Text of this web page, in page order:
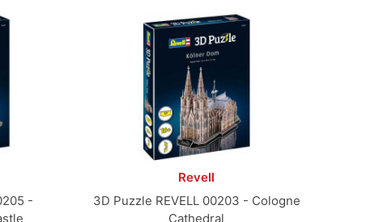
-
Revell
3D Puzzle REVELL 00203 - Cologne
Cathedral